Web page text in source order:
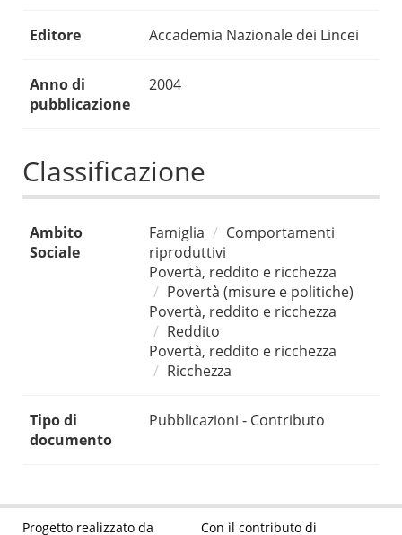
Editore Accademia Nazionale dei Lincei
Anno di
pubblicazione
2004
Classificazione
Ambito
Sociale
Famiglia
Comportamenti
riproduttivi
Povertà, reddito e ricchezza
Povertà (misure e politiche)
Povertà, reddito e ricchezza
Reddito
Povertà, reddito e ricchezza
Ricchezza
Tipo di
documento
Pubblicazioni - Contributo
Progetto realizzato da Con il contributo di